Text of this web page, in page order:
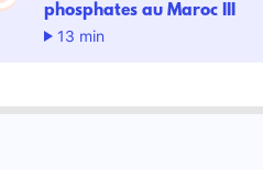
phosphates au Maroc III
13 min